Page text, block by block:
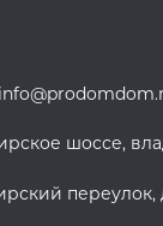
шоссе,
переулок,